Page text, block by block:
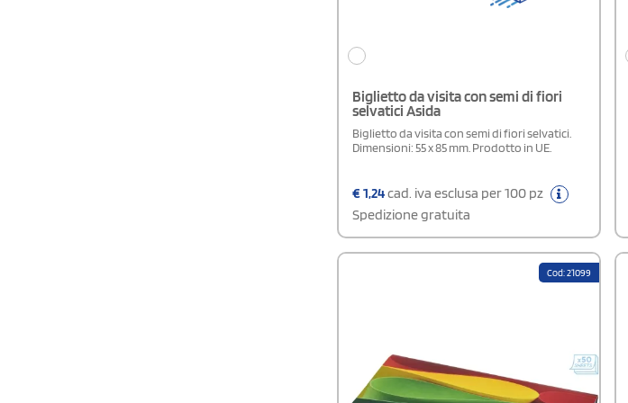
Biglietto da visita con semi di fiori
selvatici Asida
Biglietto da visita con semi di fiori selvatici.
Dimensioni: 55 x 85 mm. Prodotto in UE.
€1,24cad. iva esclusa per 100 pz
Spedizione gratuita
Cod: 21099